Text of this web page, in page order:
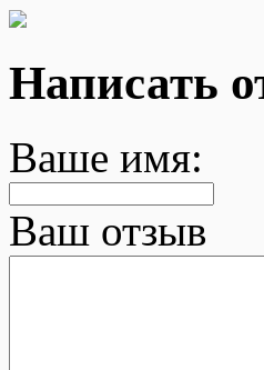
Написать
Ваше имя:
Ваш отзыв